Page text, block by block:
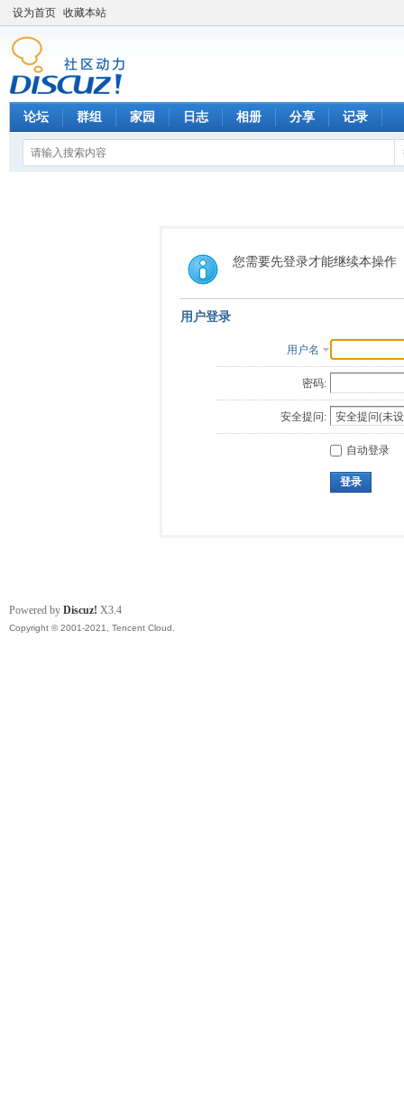
设为首页 收藏本站
论坛 群组 家园 日志 相册 分享 记录
您需要先登录才能继续本操作
用户登录
用户名
密码:
安全提问:
自动登录
登录
Powered by Discuz! X3.4
Copyright © 2001-2021, Tencent Cloud.